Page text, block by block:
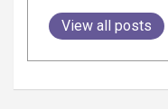
View all posts